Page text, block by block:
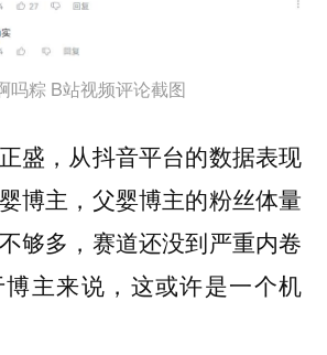
吗粽 B站视频评论截图
盛，从抖音平台的数据表现
博主，父婴博主的粉丝体量
够多，赛道还没到严重内卷
主来说，这或许是一个机